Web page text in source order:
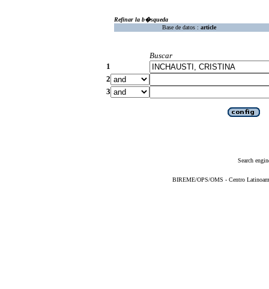
Refinar la b�squeda
Base de datos : article
Buscar
1
2
3
Search
BIREME/OPS/OMS - Centro